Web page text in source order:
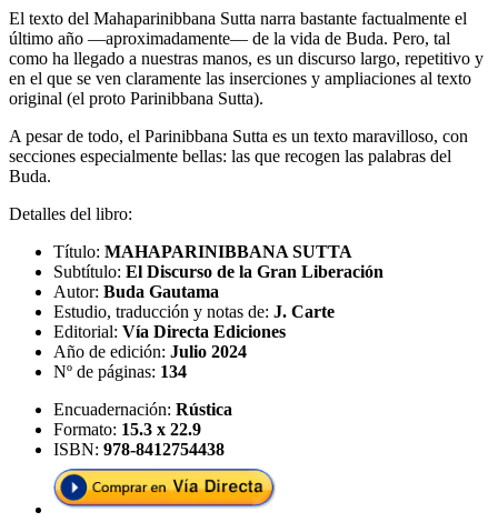
El texto del Mahaparinibbana Sutta narra bastante factualmente el
último año ―aproximadamente― de la vida de Buda. Pero, tal
como ha llegado a nuestras manos, es un discurso largo, repetitivo y
en el que se ven claramente las inserciones y ampliaciones al texto
original (el proto Parinibbana Sutta).
A pesar de todo, el Parinibbana Sutta es un texto maravilloso, con
secciones especialmente bellas: las que recogen las palabras del
Buda.
Detalles del libro:
Título: MAHAPARINIBBANA SUTTA
Subtítulo: El Discurso de la Gran Liberación
Autor: Buda Gautama
Estudio, traducción y notas de: J. Carte
Editorial: Vía Directa Ediciones
Año de edición: Julio 2024
Nº de páginas: 134
Encuadernación: Rústica
Formato: 15.3 x 22.9
ISBN: 978-8412754438